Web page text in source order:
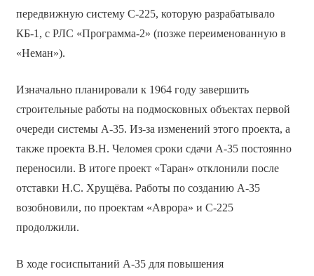
передвижную систему С-225, которую разрабатывало
КБ-1, с РЛС «Программа-2» (позже переименованную в
«Неман»).
Изначально планировали к 1964 году завершить
строительные работы на подмосковных объектах первой
очереди системы А-35. Из-за изменений этого проекта, а
также проекта В.Н. Челомея сроки сдачи А-35 постоянно
переносили. В итоге проект «Таран» отклонили после
отставки Н.С. Хрущёва. Работы по созданию А-35
возобновили, по проектам «Аврора» и С-225
продолжили.
В ходе госиспытаний А-35 для повышения